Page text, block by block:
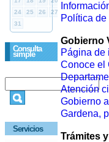
Consulta
simple
Servicios
Política
Gobierno
Página de
Conoce el
Atención
Gobierno
Gardena,
Trámites